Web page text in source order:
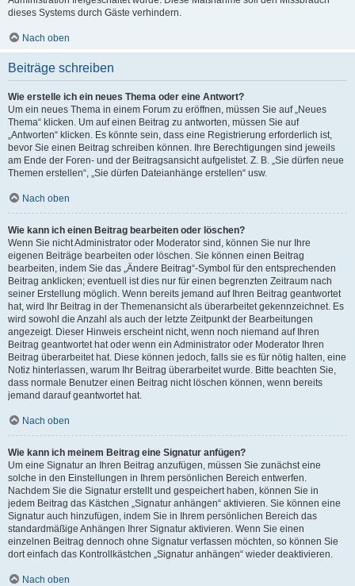
dieses Systems durch Gäste verhindern.
Nach oben
Beiträge schreiben
Wie erstelle ich ein neues Thema oder eine Antwort?
Um ein neues Thema in einem Forum zu eröffnen, müssen Sie auf „Neues
Thema“ klicken. Um auf einen Beitrag zu antworten, müssen Sie auf
„Antworten“ klicken. Es könnte sein, dass eine Registrierung erforderlich ist,
bevor Sie einen Beitrag schreiben können. Ihre Berechtigungen sind jeweils
am Ende der Foren- und der Beitragsansicht aufgelistet. Z. B. „Sie dürfen neue
Themen erstellen“, „Sie dürfen Dateianhänge erstellen“ usw.
Nach oben
Wie kann ich einen Beitrag bearbeiten oder löschen?
Wenn Sie nicht Administrator oder Moderator sind, können Sie nur Ihre
eigenen Beiträge bearbeiten oder löschen. Sie können einen Beitrag
bearbeiten, indem Sie das „Ändere Beitrag“-Symbol für den entsprechenden
Beitrag anklicken; eventuell ist dies nur für einen begrenzten Zeitraum nach
seiner Erstellung möglich. Wenn bereits jemand auf Ihren Beitrag geantwortet
hat, wird Ihr Beitrag in der Themenansicht als überarbeitet gekennzeichnet. Es
wird sowohl die Anzahl als auch der letzte Zeitpunkt der Bearbeitungen
angezeigt. Dieser Hinweis erscheint nicht, wenn noch niemand auf Ihren
Beitrag geantwortet hat oder wenn ein Administrator oder Moderator Ihren
Beitrag überarbeitet hat. Diese können jedoch, falls sie es für nötig halten, eine
Notiz hinterlassen, warum Ihr Beitrag überarbeitet wurde. Bitte beachten Sie,
dass normale Benutzer einen Beitrag nicht löschen können, wenn bereits
jemand darauf geantwortet hat.
Nach oben
Wie kann ich meinem Beitrag eine Signatur anfügen?
Um eine Signatur an Ihren Beitrag anzufügen, müssen Sie zunächst eine
solche in den Einstellungen in Ihrem persönlichen Bereich entwerfen.
Nachdem Sie die Signatur erstellt und gespeichert haben, können Sie in
jedem Beitrag das Kästchen „Signatur anhängen“ aktivieren. Sie können eine
Signatur auch hinzufügen, indem Sie in Ihrem persönlichen Bereich das
standardmäßige Anhängen Ihrer Signatur aktivieren. Wenn Sie einen
einzelnen Beitrag dennoch ohne Signatur verfassen möchten, so können Sie
dort einfach das Kontrollkästchen „Signatur anhängen“ wieder deaktivieren.
Nach oben